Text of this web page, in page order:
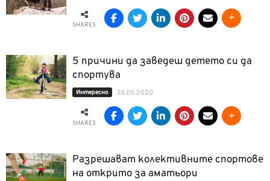
SHARES
5 причини да заведеш детето си да
спортува
Интерeсно 26.05.2020
SHARES
Разрешават колективните спортове
на открито за аматьори